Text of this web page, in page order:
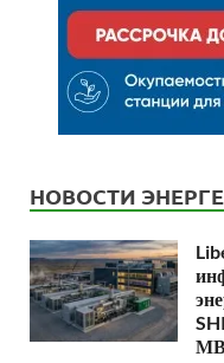
НОВОСТИ